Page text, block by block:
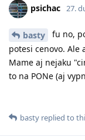
psichac 27.
basty
fu no,
potesi cenovo. Ale
Mame aj nejaku
to na PONe (aj
basty replied to